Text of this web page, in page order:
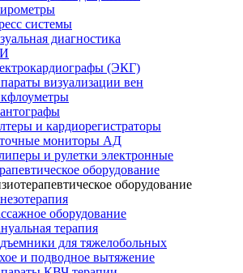
системы
диагностика
(ЭКГ)
визуализации вен
и кардиорегистраторы
мониторы АД
и рулетки электронные
оборудование
оборудование
оборудование
терапия
для тяжелобольных
и подводное вытяжение